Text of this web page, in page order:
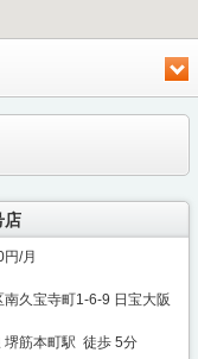
店
/月
久宝寺町1-6-9 日宝大阪
堺筋本町駅 徒歩 5分